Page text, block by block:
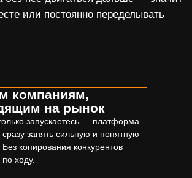
компаниям,
на рынок
запускаетесь — платформа
сразу занять сильную и понятную
копирования конкурентов
ходу.